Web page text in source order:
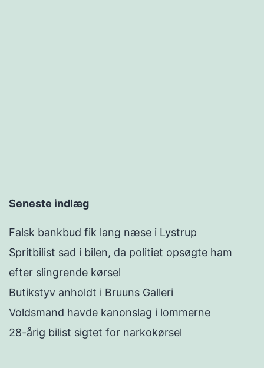
Seneste indlæg
Falsk bankbud fik lang næse i Lystrup
Spritbilist sad i bilen, da politiet opsøgte ham
efter slingrende kørsel
Butikstyv anholdt i Bruuns Galleri
Voldsmand havde kanonslag i lommerne
28-årig bilist sigtet for narkokørsel